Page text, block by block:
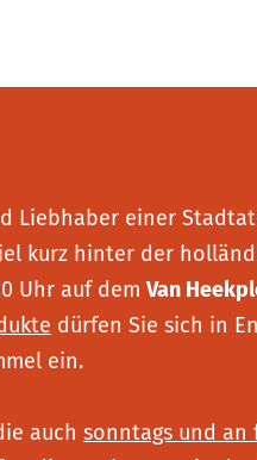
Liebhaber einer
kurz hinter der
Uhr auf dem Van
dürfen Sie sich in
ein.
auch sonntags und an